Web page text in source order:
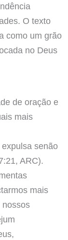
O texto
como um grão
no Deus
de oração e
mais
senão
ARC).
mais
nossos